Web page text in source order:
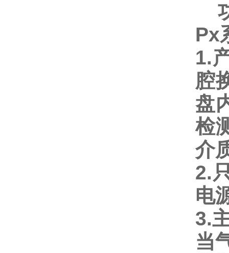
Px
1.
腔
盘
检
介
2.
电
3.
当